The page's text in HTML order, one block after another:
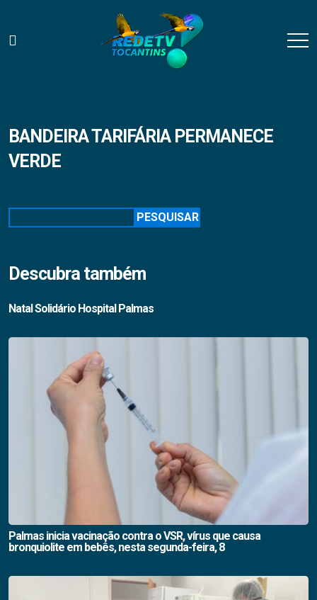
BANDEIRA TARIFÁRIA PERMANECE
VERDE
PESQUISAR
Descubra também
Natal Solidário Hospital Palmas
Palmas inicia vacinação contra o VSR, vírus que causa
bronquiolite em bebês, nesta segunda-feira, 8